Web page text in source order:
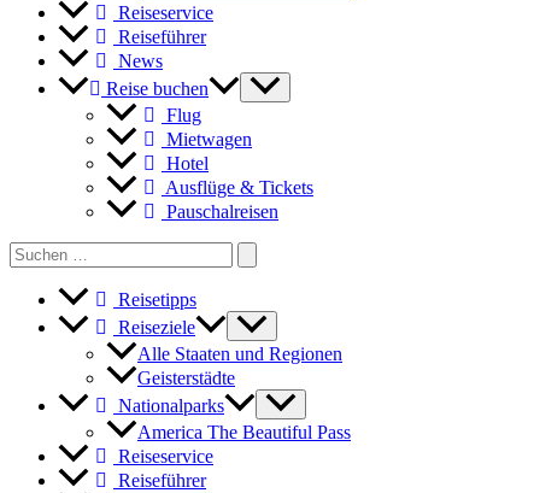
Reiseservice
Reiseführer
News
Reise buchen
Flug
Mietwagen
Hotel
Ausflüge & Tickets
Pauschalreisen
Search
for:
Reisetipps
Reiseziele
Alle Staaten und Regionen
Geisterstädte
Nationalparks
America The Beautiful Pass
Reiseservice
Reiseführer